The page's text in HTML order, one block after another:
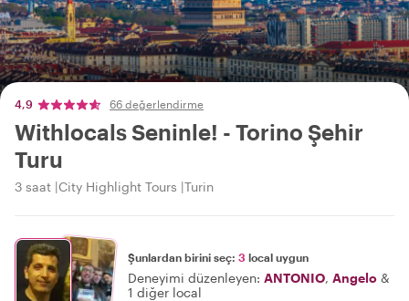
4,9 66 değerlendirme
Withlocals Seninle! - Torino Şehir
Turu
3 saat City Highlight Tours Turin
Şunlardan birini seç: 3 local uygun
Deneyimi düzenleyen: ANTONIO, Angelo &
1 diğer local